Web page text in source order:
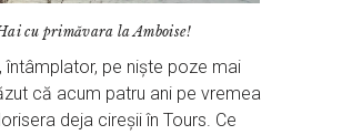
cu primăvara la Amboise!
întâmplator, pe niște poze mai
că acum patru ani pe vremea
deja cireșii în Tours. Ce